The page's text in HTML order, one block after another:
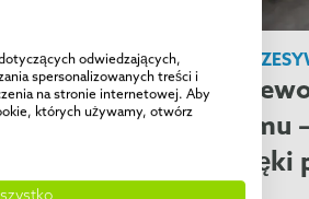
5 min. czas czytania
domu
dzięki
odwiedzających,
spersonalizowanych treści i
na stronie internetowej. Aby
których używamy, otwórz